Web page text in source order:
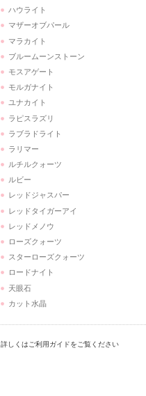
ハウライト
マザーオブパール
マラカイト
ブルームーンストーン
モスアゲート
モルガナイト
ユナカイト
ラピスラズリ
ラブラドライト
ラリマー
ルチルクォーツ
ルビー
レッドジャスパー
レッドタイガーアイ
レッドメノウ
ローズクォーツ
スターローズクォーツ
ロードナイト
天眼石
カット水晶
詳しくはご利用ガイドをご覧ください